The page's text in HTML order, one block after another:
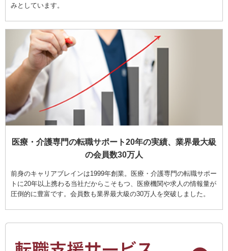
みとしています。
医療・介護専門の転職サポート20年の実績、業界最大級
の会員数30万人
前身のキャリアブレインは1999年創業。医療・介護専門の転職サポー
トに20年以上携わる当社だからこそもつ、医療機関や求人の情報量が
圧倒的に豊富です。会員数も業界最大級の30万人を突破しました。